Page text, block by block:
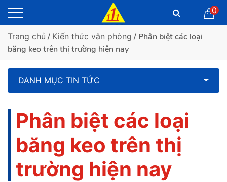
0
Trang chủ / Kiến thức văn phòng / Phân biệt các loại
băng keo trên thị trường hiện nay
DANH MỤC TIN TỨC
Phân biệt các loại
băng keo trên thị
trường hiện nay